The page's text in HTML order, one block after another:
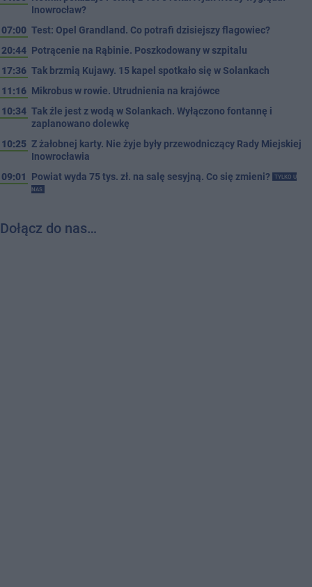
Inowrocław?
07:00 Test: Opel Grandland. Co potrafi dzisiejszy flagowiec?
20:44 Potrącenie na Rąbinie. Poszkodowany w szpitalu
17:36 Tak brzmią Kujawy. 15 kapel spotkało się w Solankach
11:16 Mikrobus w rowie. Utrudnienia na krajówce
10:34 Tak źle jest z wodą w Solankach. Wyłączono fontannę i
zaplanowano dolewkę
10:25 Z żałobnej karty. Nie żyje były przewodniczący Rady Miejskiej
Inowrocławia
09:01
Powiat wyda 75 tys. zł. na salę sesyjną. Co się zmieni?
TYLKO U
NAS
Dołącz do nas…